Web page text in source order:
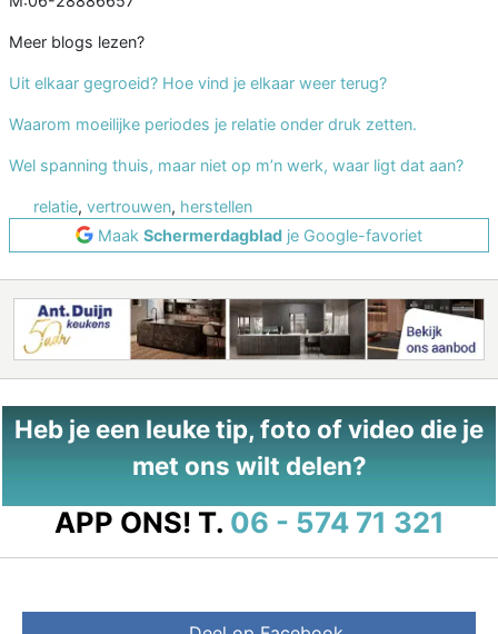
Meer blogs lezen?
Uit elkaar gegroeid? Hoe vind je elkaar weer terug?
Waarom moeilijke periodes je relatie onder druk zetten.
Wel spanning thuis, maar niet op m’n werk, waar ligt dat aan?
relatie, vertrouwen, herstellen
Maak Schermerdagblad je Google-favoriet
Heb je een leuke tip, foto of video die je
met ons wilt delen?
APP ONS! T. 06 - 574 71 321